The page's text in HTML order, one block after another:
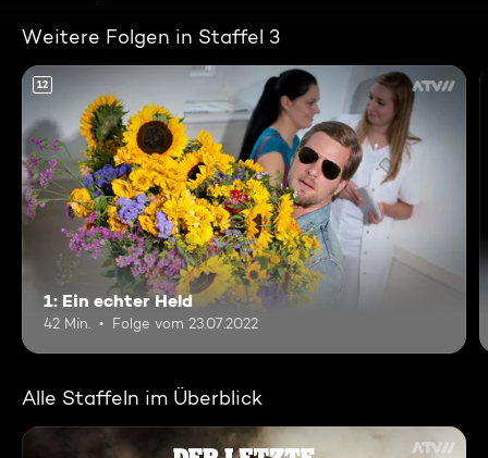
Weitere Folgen in Staffel 3
12
1: Ein echter Held
42 Min. Folge vom 23.07.2022
Alle Staffeln im Überblick